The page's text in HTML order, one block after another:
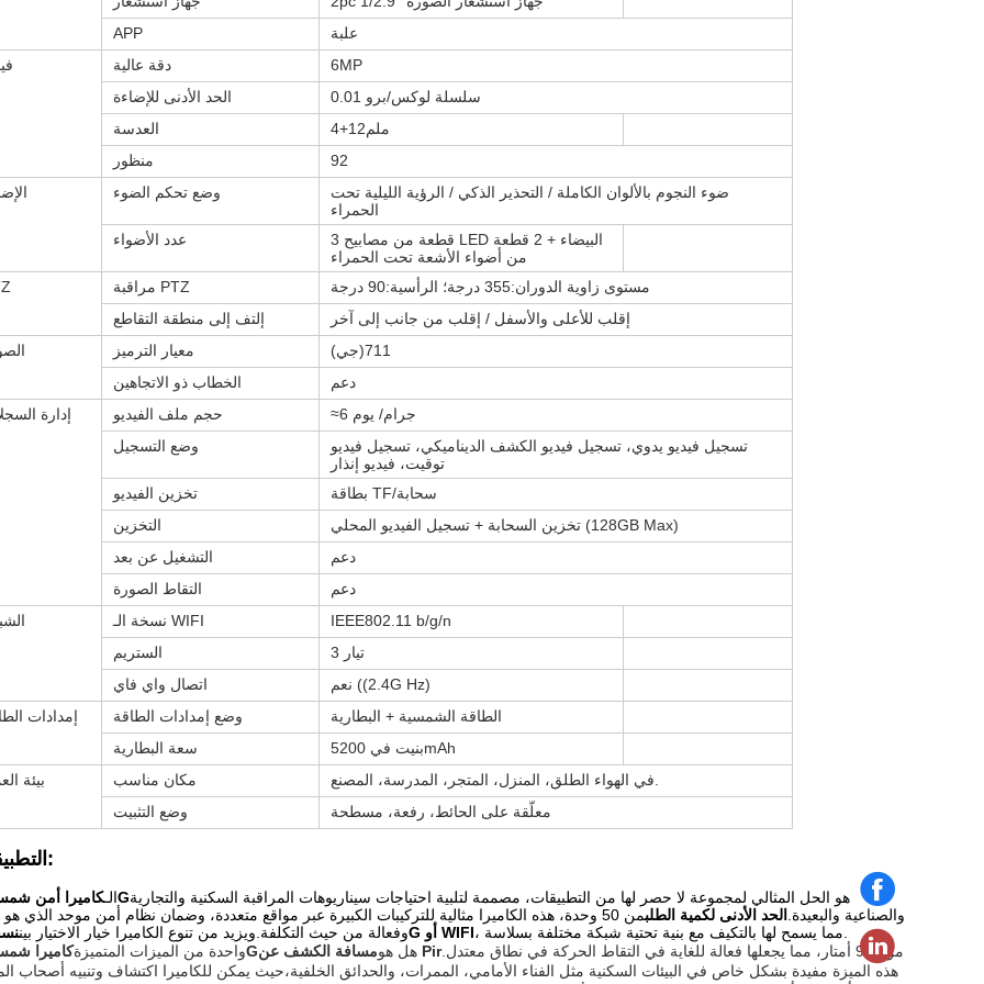
APP
علبة
دقة عالية
6MP
الحد الأدنى للإضاءة
0.01 سلسلة لوكس/برو
العدسة
4+12ملم
منظور
92
وضع تحكم الضوء
ضوء النجوم بالألوان الكاملة / التحذير الذكي / الرؤية الليلية تحت
الحمراء
عدد الأضواء
3 قطعة من مصابيح LED البيضاء + 2 قطعة
من أضواء الأشعة تحت الحمراء
مراقبة PTZ
مستوى زاوية الدوران:355 درجة؛ الرأسية:90 درجة
إلتف إلى منطقة التقاطع
إقلب للأعلى والأسفل / إقلب من جانب إلى آخر
معيار الترميز
(جي)711
الخطاب ذو الاتجاهين
دعم
إدارة
حجم ملف الفيديو
≈6 جرام/ يوم
وضع التسجيل
تسجيل فيديو يدوي، تسجيل فيديو الكشف الديناميكي، تسجيل فيديو
توقيت، فيديو إنذار
تخزين الفيديو
بطاقة TF/سحابة
التخزين
تخزين السحابة + تسجيل الفيديو المحلي (128GB Max)
التشغيل عن بعد
دعم
التقاط الصورة
دعم
نسخة الـ WIFI
IEEE802.11 b/g/n
الستريم
3 تيار
اتصال واي فاي
نعم ((2.4G Hz)
إمدادات
وضع إمدادات الطاقة
الطاقة الشمسية + البطارية
سعة البطارية
بنيت في 5200mAh
بيئة
مكان مناسب
وضع التثبيت
معلّقة على الحائط، رفعة، مسطحة
التطبيقات:
الـكاميرا أمن شمسية 4Gهو الحل المثالي لمجموعة لا حصر لها من التطبيقات، مصممة لتلبية احتياجات سيناريوهات المراقبة السكنية والتجارية
والصناعية والبعيدة. الحد الأدنى لكمية الطلب
من 50 وحدة، هذه الكاميرا مثالية للتركيبات الكبيرة عبر مواقع متعددة، وضمان نظام أمن موحد الذي
وفعالة من حيث التكلفة.ويزيد من تنوع الكاميرا خيار الاختيار بين
نسخة 4G أو WIFI
واحدة من الميزات المتميزةكاميرا شمسية 4G هل هو مسافة الكشف عن Pirمن 5-9 أمتار، مما يجعلها فعالة للغاية في التقاط الحركة في نطاق معتدل.
هذه الميزة مفيدة بشكل خاص في البيئات السكنية مثل الفناء الأمامي، الممرات، والحدائق الخلفية،حيث يمكن للكاميرا اكتشاف وتنبيه أصحاب